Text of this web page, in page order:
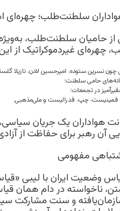
حامیان سلطنت‌طلب،
چهره‌ای غیردموکراتیک از
نسرین ستوده، امیرحسین لادن، نازیلا
حامی سلطنت؛
در تجمعات؛
فمینیست، چپ، فدرالیست و ملی‌مذهبی.
هواداران یک جریان
آن رهبر برای حفاظت از
وضعیت ایران با لیبی
ناخواسته در دام همان
و سنت مشارکت